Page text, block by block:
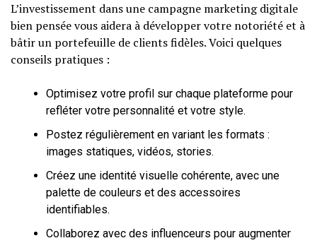
L’investissement dans une campagne marketing digitale
bien pensée vous aidera à développer votre notoriété et à
bâtir un portefeuille de clients fidèles. Voici quelques
conseils pratiques :
Optimisez votre profil sur chaque plateforme pour
refléter votre personnalité et votre style.
Postez régulièrement en variant les formats :
images statiques, vidéos, stories.
Créez une identité visuelle cohérente, avec une
palette de couleurs et des accessoires
identifiables.
Collaborez avec des influenceurs pour augmenter